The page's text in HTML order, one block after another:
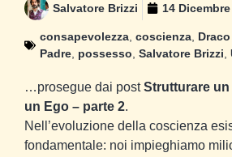
Salvatore Brizzi 14
consapevolezza coscienza
Padre possesso Salvatore Brizzi
…prosegue dai postStrutturare un
un Ego – parte 2.
Nell’evoluzione della coscienza
fondamentale: noi impieghiamo